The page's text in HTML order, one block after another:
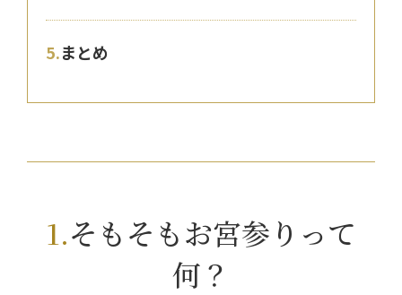
まとめ
そもそもお宮参りって
何？